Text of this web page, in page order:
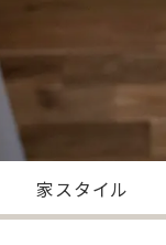
家スタイル